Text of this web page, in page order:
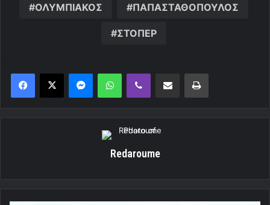
ΟΛΥΜΠΙΑΚΟΣ ΠΑΠΑΣΤΑΘΟΠΟΥΛΟΣ
ΣΤΟΠΕΡ
MessengerWhatsAppViber Κοινοποίηση μέσω ηλεκτρονικού ταχυδρομείουΕκτύπωση
Redaroume